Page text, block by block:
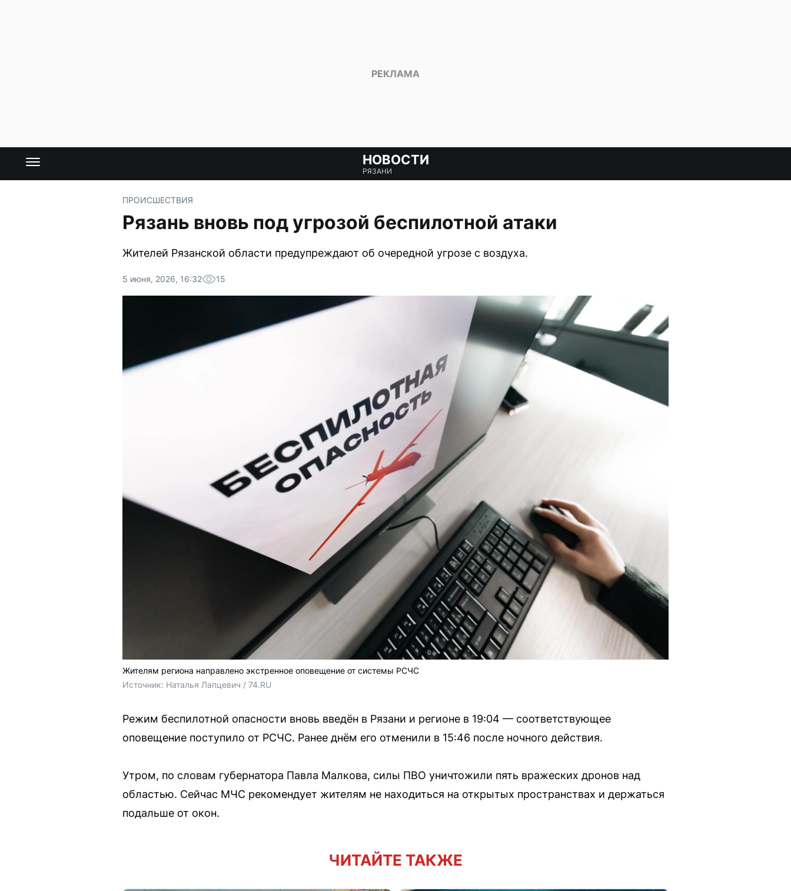
НОВОСТИ
РЯЗАНИ
ПРОИСШЕСТВИЯ
Рязань вновь под угрозой беспилотной атаки
Жителей Рязанской области предупреждают об очередной угрозе с воздуха.
5 июня, 2026, 16:32 15
Жителям региона направлено экстренное оповещение от системы РСЧС
Источник: Наталья Лапцевич / 74.RU
Режим беспилотной опасности вновь введён в Рязани и регионе в 19:04 — соответствующее
оповещение поступило от РСЧС. Ранее днём его отменили в 15:46 после ночного действия.
Утром, по словам губернатора Павла Малкова, силы ПВО уничтожили пять вражеских дронов над
областью. Сейчас МЧС рекомендует жителям не находиться на открытых пространствах и держаться
подальше от окон.
ЧИТАЙТЕ ТАКЖЕ